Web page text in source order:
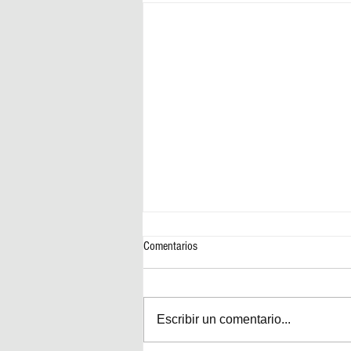
Comentarios
Escribir un comentario...